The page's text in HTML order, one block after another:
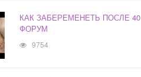
КАК ЗАБЕРЕМЕНЕТЬ ПОСЛЕ 40
ФОРУМ
9754